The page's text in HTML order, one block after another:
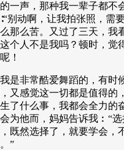
一声，那种我一辈子都不
别动啊，让我拍张照，需
那么苦。又过了三天，我
个人不是我吗？顿时，觉
！
非常酷爱舞蹈的，有时
又感觉这一切都是值得的
了什么事，我都会全力的
为他而，妈妈告诉我︰“
既然选择了，就要学会，
”